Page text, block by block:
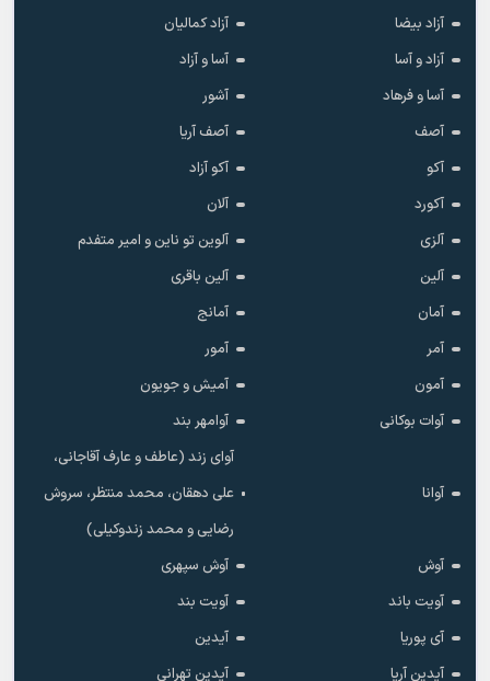
آزاد بیضا
آزاد کمالیان
آزاد و آسا
آسا و آزاد
آسا و فرهاد
آشور
آصف
آصف آریا
آکو
آکو آزاد
آکورد
آلان
آلزی
آلوین تو ناین و امیر متفدم
آلین
آلین باقری
آمان
آمانج
آمر
آمور
آمون
آمیش و جویون
آوات بوکانی
آوامهر بند
آوانا
آوای زند (عاطف و عارف آقاجانی،
علی دهقان، محمد منتظر، سروش
رضایی و محمد زندوکیلی)
آوش
آوش سپهری
آویت باند
آویت بند
آی پوریا
آیدین
آیدین آریا
آیدین تهرانی